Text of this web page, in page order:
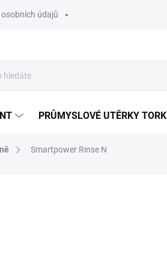
údajů
PRŮMYSLOVÉ UTĚRKY TORK
Smartpower Rinse N